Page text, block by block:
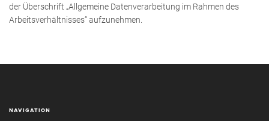
der Überschrift „Allgemeine Datenverarbeitung im Rahmen des
Arbeitsverhältnisses“ aufzunehmen.
NAVIGATION